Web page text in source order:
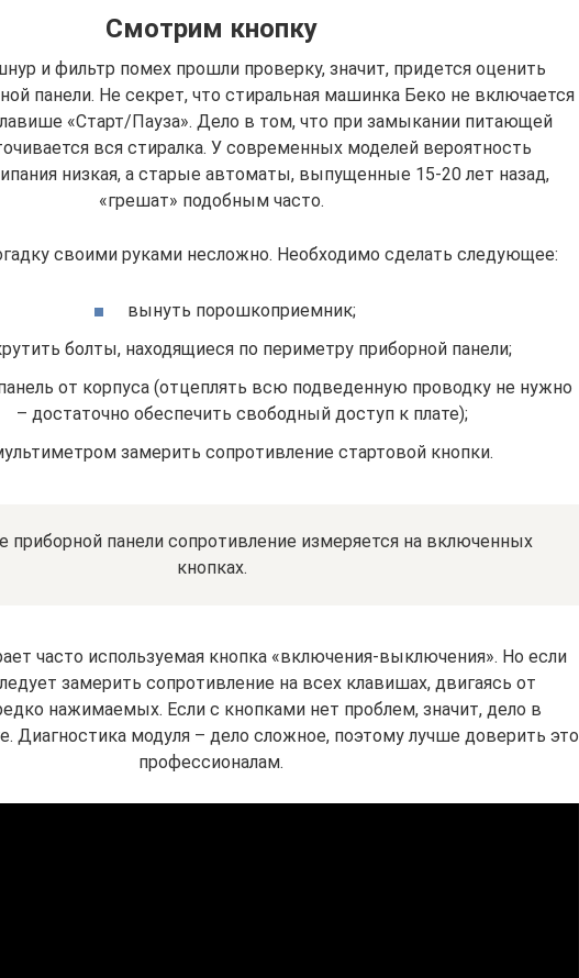
Смотрим кнопку
и фильтр помех прошли проверку, значит, придется оценить
панели. Не секрет, что стиральная машинка Беко не включается
«Старт/Пауза». Дело в том, что при замыкании питающей
вся стиралка. У современных моделей вероятность
низкая, а старые автоматы, выпущенные 15-20 лет назад,
«грешат» подобным часто.
своими руками несложно. Необходимо сделать следующее:
вынуть порошкоприемник;
болты, находящиеся по периметру приборной панели;
от корпуса (отцеплять всю подведенную проводку не нужно
– достаточно обеспечить свободный доступ к плате);
замерить сопротивление стартовой кнопки.
приборной панели сопротивление измеряется на включенных
кнопках.
часто используемая кнопка «включения-выключения». Но если
замерить сопротивление на всех клавишах, двигаясь от
нажимаемых. Если с кнопками нет проблем, значит, дело в
Диагностика модуля – дело сложное, поэтому лучше доверить это
профессионалам.